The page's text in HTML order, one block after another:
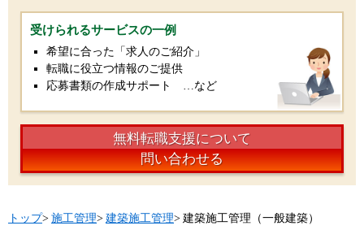
受けられるサービスの一例
希望に合った「求人のご紹介」
転職に役立つ情報のご提供
応募書類の作成サポート …など
無料転職支援について
問い合わせる
トップ> 施工管理> 建築施工管理> 建築施工管理（一般建築）